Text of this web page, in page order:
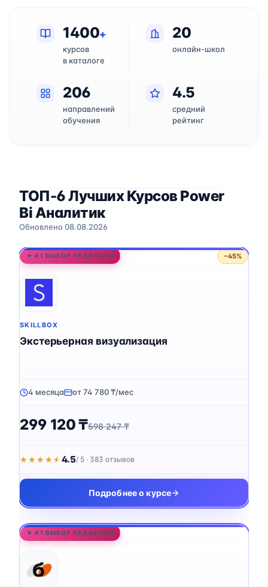
1400+
курсов
в каталоге
20
онлайн-школ
206
направлений
обучения
4.5
средний
рейтинг
ТОП-6 Лучших Курсов Power
Bi Аналитик
Обновлено 08.08.2026
★ #1 ВЫБОР РЕДАКЦИИ −45%
SKILLBOX
Экстерьерная визуализация
4 месяца от 74 780 ₸/мес
299 120 ₸598 247 ₸
★★★★★
★★★★★ 4.5/ 5 · 383 отзывов
Подробнее о курсе
★ #1 ВЫБОР РЕДАКЦИИ